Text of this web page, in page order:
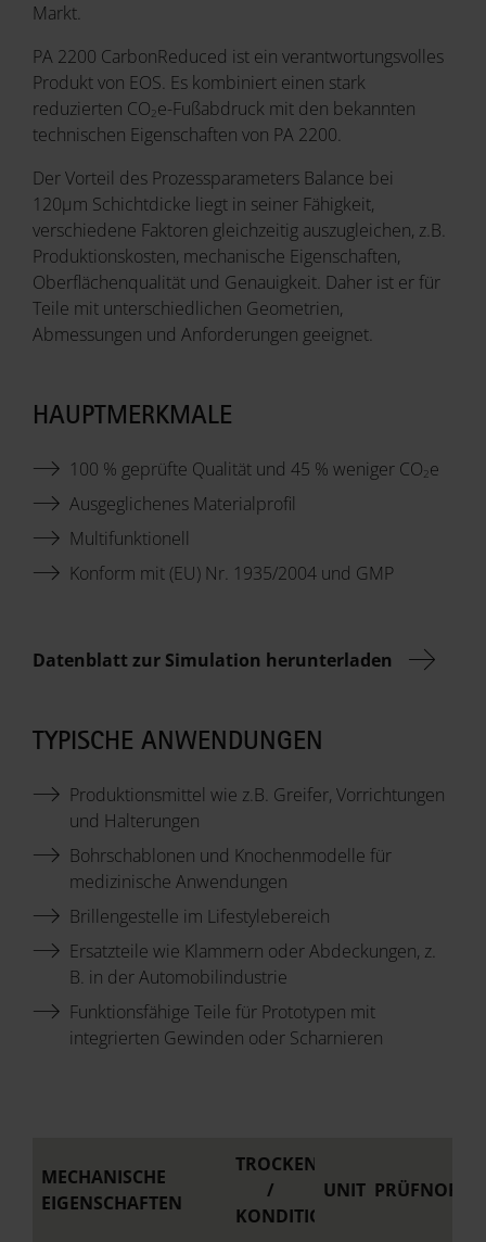
Markt.
PA 2200 CarbonReduced ist ein verantwortungsvolles
Produkt von EOS. Es kombiniert einen stark
reduzierten CO2e-Fußabdruck mit den bekannten
technischen Eigenschaften von PA 2200.
Der Vorteil des Prozessparameters Balance bei
120µm Schichtdicke liegt in seiner Fähigkeit,
verschiedene Faktoren gleichzeitig auszugleichen, z.B.
Produktionskosten, mechanische Eigenschaften,
Oberflächenqualität und Genauigkeit. Daher ist er für
Teile mit unterschiedlichen Geometrien,
Abmessungen und Anforderungen geeignet.
HAUPTMERKMALE
100 % geprüfte Qualität und 45 % weniger CO2e
Ausgeglichenes Materialprofil
Multifunktionell
Konform mit (EU) Nr. 1935/2004 und GMP
Datenblatt zur Simulation herunterladen
TYPISCHE ANWENDUNGEN
Produktionsmittel wie z.B. Greifer, Vorrichtungen
und Halterungen
Bohrschablonen und Knochenmodelle für
medizinische Anwendungen
Brillengestelle im Lifestylebereich
Ersatzteile wie Klammern oder Abdeckungen, z.
B. in der Automobilindustrie
Funktionsfähige Teile für Prototypen mit
integrierten Gewinden oder Scharnieren
MECHANISCHE
EIGENSCHAFTEN
TROCKEN
/
KONDITIONIERT
UNIT PRÜFNORM